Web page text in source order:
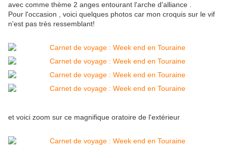
avec comme thème 2 anges entourant l'arche d'alliance .
Pour l'occasion , voici quelques photos car mon croquis sur le vif
n'est pas très ressemblant!
et voici zoom sur ce magnifique oratoire de l'extérieur